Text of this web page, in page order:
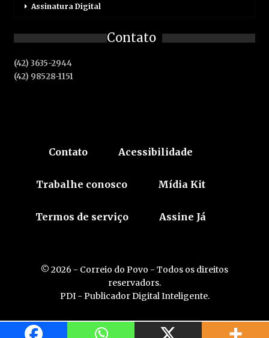
Assinatura Digital
Contato
(42) 3635-2944
(42) 98528-1151
Contato Acessibilidade
Trabalhe conosco Mídia Kit
Termos de serviço Assine Já
© 2026 - Correio do Povo - Todos os direitos
reservadors.
PDI - Publicador Digital Inteligente.